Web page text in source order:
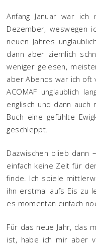
Anfang Januar war
Dezember, weswegen
neuen Jahres
dann aber ziemlich
weniger gelesen,
aber Abends war ich oft
ACOMAF unglaublich
englisch und dann
Buch eine gefühlte
geschleppt.
Dazwischen blieb dann
einfach keine Zeit für
finde. Ich spiele
ihn erstmal aufs Eis zu
es momentan einfach
Für das neue Jahr, das
ist, habe ich mir aber